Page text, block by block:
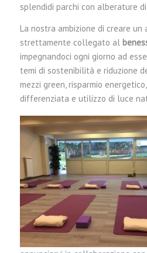
splendidi parchi con alberature
La nostra ambizione di creare un
strettamente collegato al
impegnandoci ogni giorno ad
temi di sostenibilità e riduzione
mezzi green, risparmio
differenziata e utilizzo di luce